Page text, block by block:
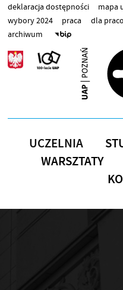
Przejdź do treści
deklaracja dostępności mapa
wybory 2024
praca dla
archiwum
UCZELNIA
WARSZTATY